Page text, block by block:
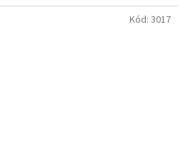
Kód: 3017